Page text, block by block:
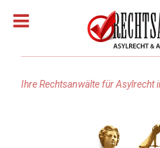
Ihre Rechtsanwälte für Asylrecht